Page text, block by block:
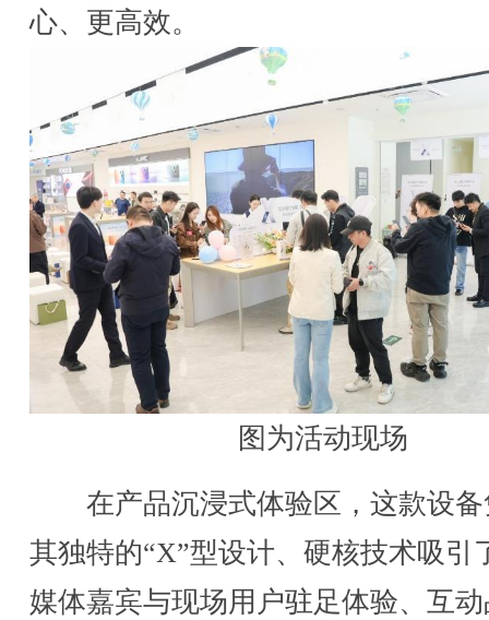
心、更高效。
图为活动现场
在产品沉浸式体验区，这款设备
其独特的“X”型设计、硬核技术吸引
媒体嘉宾与现场用户驻足体验、互